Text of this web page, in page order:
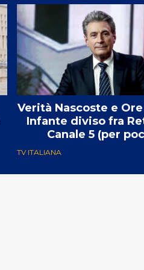
Verità Nascoste e Ore
Infante diviso fra
Canale 5 (per
TV ITALIANA